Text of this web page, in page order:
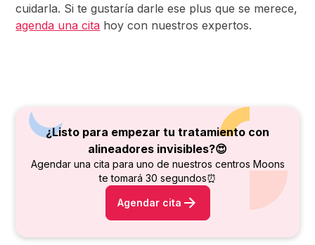
cuidarla. Si te gustaría darle ese plus que se merece,
agenda una cita hoy con nuestros expertos.
¿Listo para empezar tu tratamiento con
alineadores invisibles?😍
Agendar una cita para uno de nuestros centros Moons
te tomará 30 segundos⏰
Agendar cita